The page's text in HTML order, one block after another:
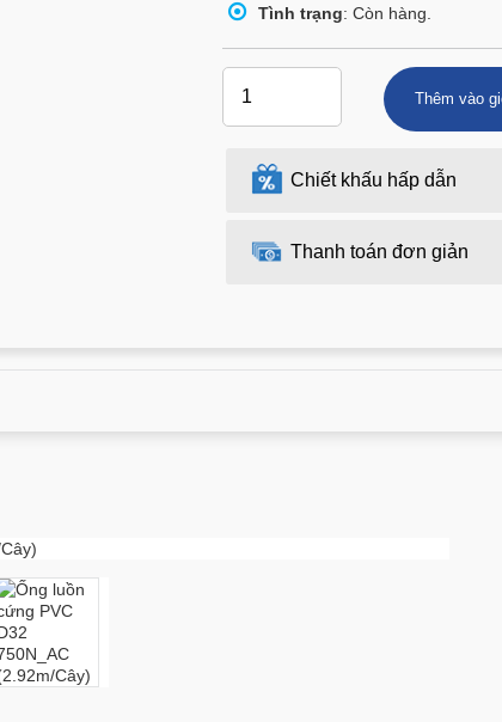
Tình trạng: Còn hàng.
Thêm vào
Chiết khấu hấp dẫn
Thanh toán đơn giản